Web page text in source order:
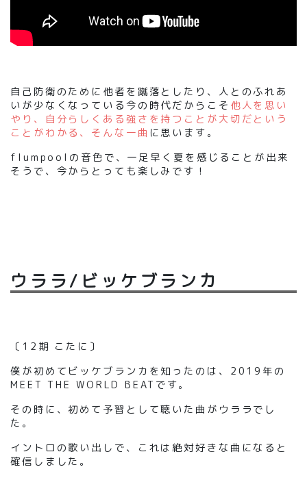
自己防衛のために他者を蹴落としたり、人とのふれあ
いが少なくなっている今の時代だからこそ 他人を思い
やり、自分らしくある強さを持つことが大切だという
ことがわかる、そんな一曲 に思います。
flumpool の音色で、一足早く夏を感じることが出来
そうで 、 今からとっても楽しみです！
ウララ/ビッケブランカ
〔12期 こたに〕
僕が初めてビッケブランカを知ったのは、2019年の
M EET THE WORLD BEAT です。
その時に、初めて予習として聴いた曲がウララでし
た 。
イントロの歌い出しで、これは絶対好きな曲になると
確信しました 。